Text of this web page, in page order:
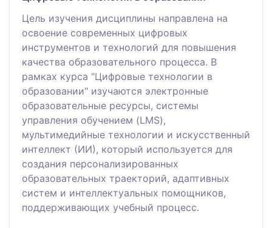
Цель изучения дисциплины направлена на
освоение современных цифровых
инструментов и технологий для повышения
качества образовательного процесса. В
рамках курса "Цифровые технологии в
образовании" изучаются электронные
образовательные ресурсы, системы
управления обучением (LMS),
мультимедийные технологии и искусственный
интеллект (ИИ), который используется для
создания персонализированных
образовательных траекторий, адаптивных
систем и интеллектуальных помощников,
поддерживающих учебный процесс.